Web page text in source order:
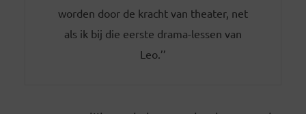
worden door de kracht van theater, net
als ik bij die eerste drama-lessen van
Leo.’’